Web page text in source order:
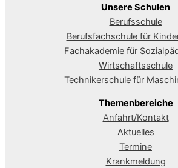
Unsere Schulen
Berufsschule
Berufsfachschule für
Fachakademie für
Wirtschaftsschule
Technikerschule für
Themenbereiche
Anfahrt/Kontakt
Aktuelles
Termine
Krankmeldung